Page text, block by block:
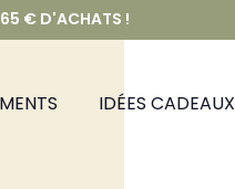
65 € D'ACHATS !
IDÉES CADEAUX